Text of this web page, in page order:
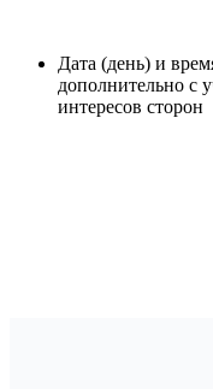
Дата (день) и
дополнительно с
интересов сторон